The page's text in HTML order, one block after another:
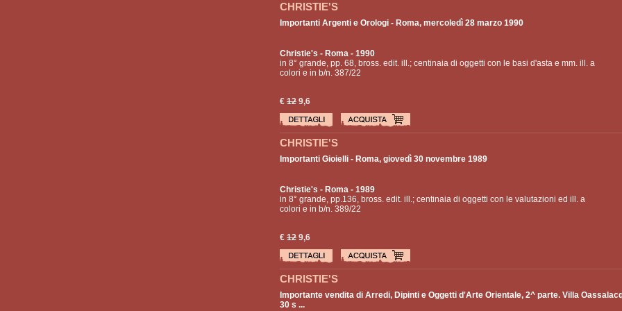
CHRISTIE'S
Importanti Argenti e Orologi - Roma, mercoledì 28 marzo 1990
Christie's - Roma - 1990
in 8° grande, pp. 68, bross. edit. ill.; centinaia di oggetti con le basi d'asta e mm. ill. a
colori e in b/n. 387/22
€ 12 9,6
CHRISTIE'S
Importanti Gioielli - Roma, giovedì 30 novembre 1989
Christie's - Roma - 1989
in 8° grande, pp.136, bross. edit. ill.; centinaia di oggetti con le valutazioni ed ill. a
colori e in b/n. 389/22
€ 12 9,6
CHRISTIE'S
Importante vendita di Arredi, Dipinti e Oggetti d'Arte Orientale, 2^ parte. Villa
30 s ...